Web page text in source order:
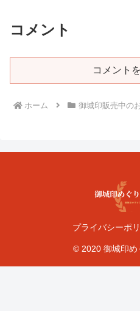
コメント
コメント
ホーム 御城印販売中の
プライバシーポ
© 2020 御城印め